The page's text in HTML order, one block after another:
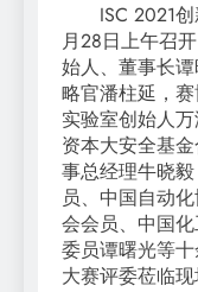
ISC 2021创
月28日上午召
始人、董事长
略官潘柱延，
实验室创始人
资本大安全基
事总经理牛晓
员、中国自动
会会员、中国
委员谭曙光等
大赛评委莅临现